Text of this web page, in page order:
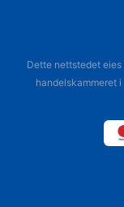
Dette nettstedet eies
handelskammeret